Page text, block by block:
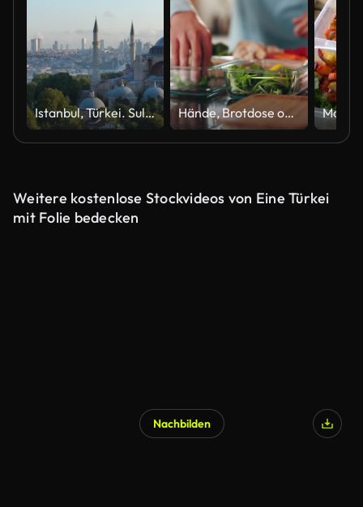
Istanbul, Türkei. Sultanahmet-Gebiet mit der Blauen Moschee und der Hagia Sophia mit einem Goldenen Horn und einer Bosporus-Brücke im Hintergrund bei Sonnenaufgang. Hände, Brotdose oder Verpacken von Lebensmitteln zum Kochen von Salat, Meal Prep oder veganer Ernährung in der Küche. Gesundes Gemüse, zu Hause oder Behälter zur Lagerung, natürliche Zutaten oder Person mit Bio-Diät Nahaufnahme
Weitere kostenlose Stockvideos von Eine Türkei
mit Folie bedecken
Nachbilden